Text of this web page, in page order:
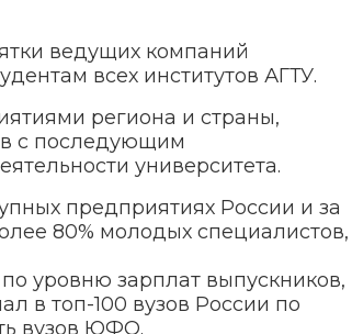
ведущих компаний
всех институтов АГТУ.
региона и страны,
с последующим
университета.
предприятиях России и за
80% молодых специалистов,
уровню зарплат выпускников,
в топ-100 вузов России по
вузов ЮФО.